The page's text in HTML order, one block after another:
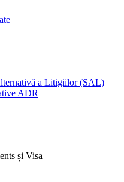
a Litigiilor (SAL)
ADR